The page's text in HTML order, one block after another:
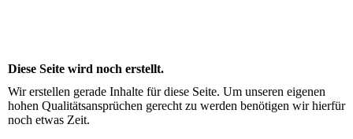
Diese Seite wird noch erstellt.
Wir erstellen gerade Inhalte für diese Seite. Um unseren eigenen
hohen Qualitätsansprüchen gerecht zu werden benötigen wir hierfür
noch etwas Zeit.